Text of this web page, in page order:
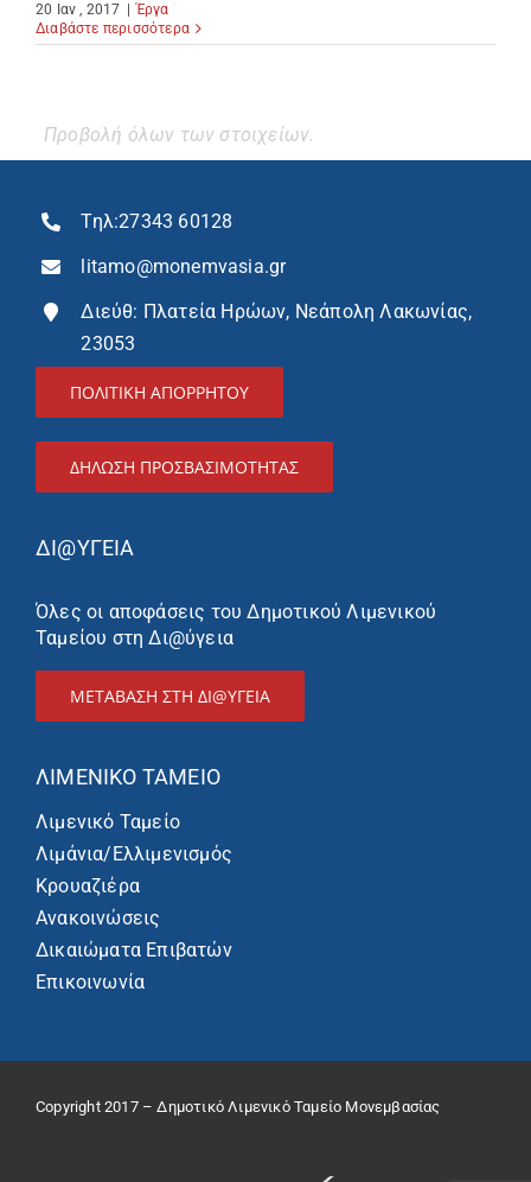
20 Ιαν , 2017
Έργα
Διαβάστε περισσότερα
23053
ΠΟΛΙΤΙΚΗ ΑΠΟΡΡΗΤΟΥ
ΔΉΛΩΣΗ ΠΡΟΣΒΑΣΙΜΌΤΗΤΑΣ
Ταμείου στη Δι@ύγεια
ΜΕΤΑΒΑΣΗ ΣΤΗ ΔΙ@ΥΓΕΙΑ
Λιμάνια/Ελλιμενισμός
Κρουαζιέρα
Ανακοινώσεις
Δικαιώματα Επιβατών
Επικοινωνία